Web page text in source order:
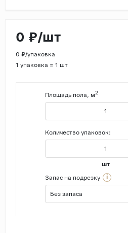
0 ₽/шт
0 ₽/упаковка
1 упаковка = 1 шт
Площадь пола, м2
Количество упаковок:
шт
Запас на подрезку
i
Без запаса